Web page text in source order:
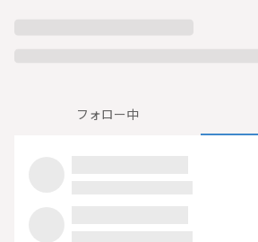
フォロー中